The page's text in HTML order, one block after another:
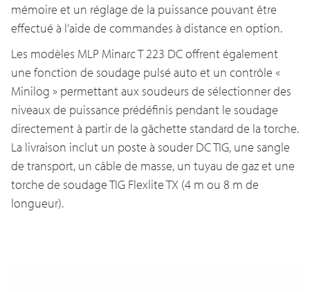
mémoire et un réglage de la puissance pouvant être
effectué à l’aide de commandes à distance en option.
Les modèles MLP Minarc T 223 DC offrent également
une fonction de soudage pulsé auto et un contrôle «
Minilog » permettant aux soudeurs de sélectionner des
niveaux de puissance prédéfinis pendant le soudage
directement à partir de la gâchette standard de la torche.
La livraison inclut un poste à souder DC TIG, une sangle
de transport, un câble de masse, un tuyau de gaz et une
torche de soudage TIG Flexlite TX (4 m ou 8 m de
longueur).